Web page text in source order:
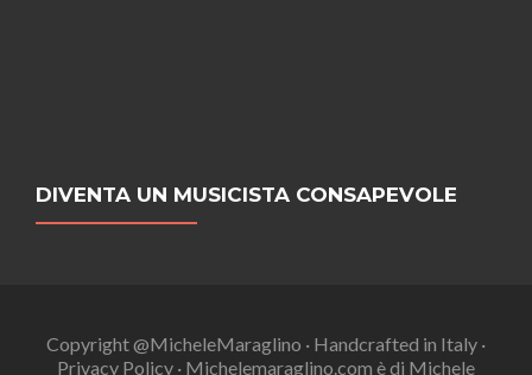
DIVENTA UN MUSICISTA CONSAPEVOLE
Copyright @MicheleMaraglino · Handcrafted in Italy ·
Privacy Policy · Michelemaraglino.com è di Michele